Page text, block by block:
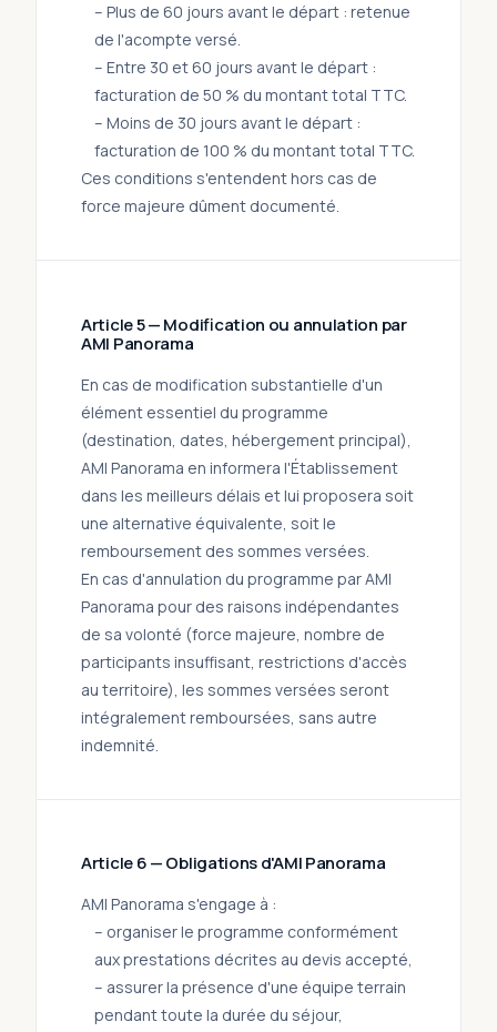
– Plus de 60 jours avant le départ : retenue
de l'acompte versé.
– Entre 30 et 60 jours avant le départ :
facturation de 50 % du montant total TTC.
– Moins de 30 jours avant le départ :
facturation de 100 % du montant total TTC.
Ces conditions s'entendent hors cas de
force majeure dûment documenté.
Article 5 — Modification ou annulation par
AMI Panorama
En cas de modification substantielle d'un
élément essentiel du programme
(destination, dates, hébergement principal),
AMI Panorama en informera l'Établissement
dans les meilleurs délais et lui proposera soit
une alternative équivalente, soit le
remboursement des sommes versées.
En cas d'annulation du programme par AMI
Panorama pour des raisons indépendantes
de sa volonté (force majeure, nombre de
participants insuffisant, restrictions d'accès
au territoire), les sommes versées seront
intégralement remboursées, sans autre
indemnité.
Article 6 — Obligations d'AMI Panorama
AMI Panorama s'engage à :
– organiser le programme conformément
aux prestations décrites au devis accepté,
– assurer la présence d'une équipe terrain
pendant toute la durée du séjour,